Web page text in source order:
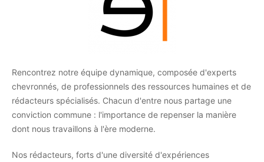
Rencontrez notre équipe dynamique, composée d'experts
chevronnés, de professionnels des ressources humaines et de
rédacteurs spécialisés. Chacun d'entre nous partage une
conviction commune : l'importance de repenser la manière
dont nous travaillons à l'ère moderne.
Nos rédacteurs, forts d'une diversité d'expériences